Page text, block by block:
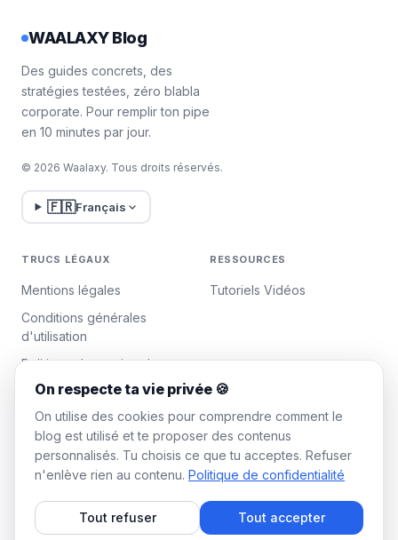
WAALAXY Blog
Des guides concrets, des
stratégies testées, zéro blabla
corporate. Pour remplir ton pipe
en 10 minutes par jour.
© 2026 Waalaxy. Tous droits réservés.
🇫🇷Français
TRUCS LÉGAUX
Mentions légales
Conditions générales
d'utilisation
Politique de gestion des
données
Gérer les cookies
RESSOURCES
Tutoriels Vidéos
WAALAXY
Plan Team Waalaxy
On respecte ta vie privée 🍪
On utilise des cookies pour comprendre comment le
blog est utilisé et te proposer des contenus
personnalisés. Tu choisis ce que tu acceptes. Refuser
n'enlève rien au contenu. Politique de confidentialité
Tout refuser Tout accepter